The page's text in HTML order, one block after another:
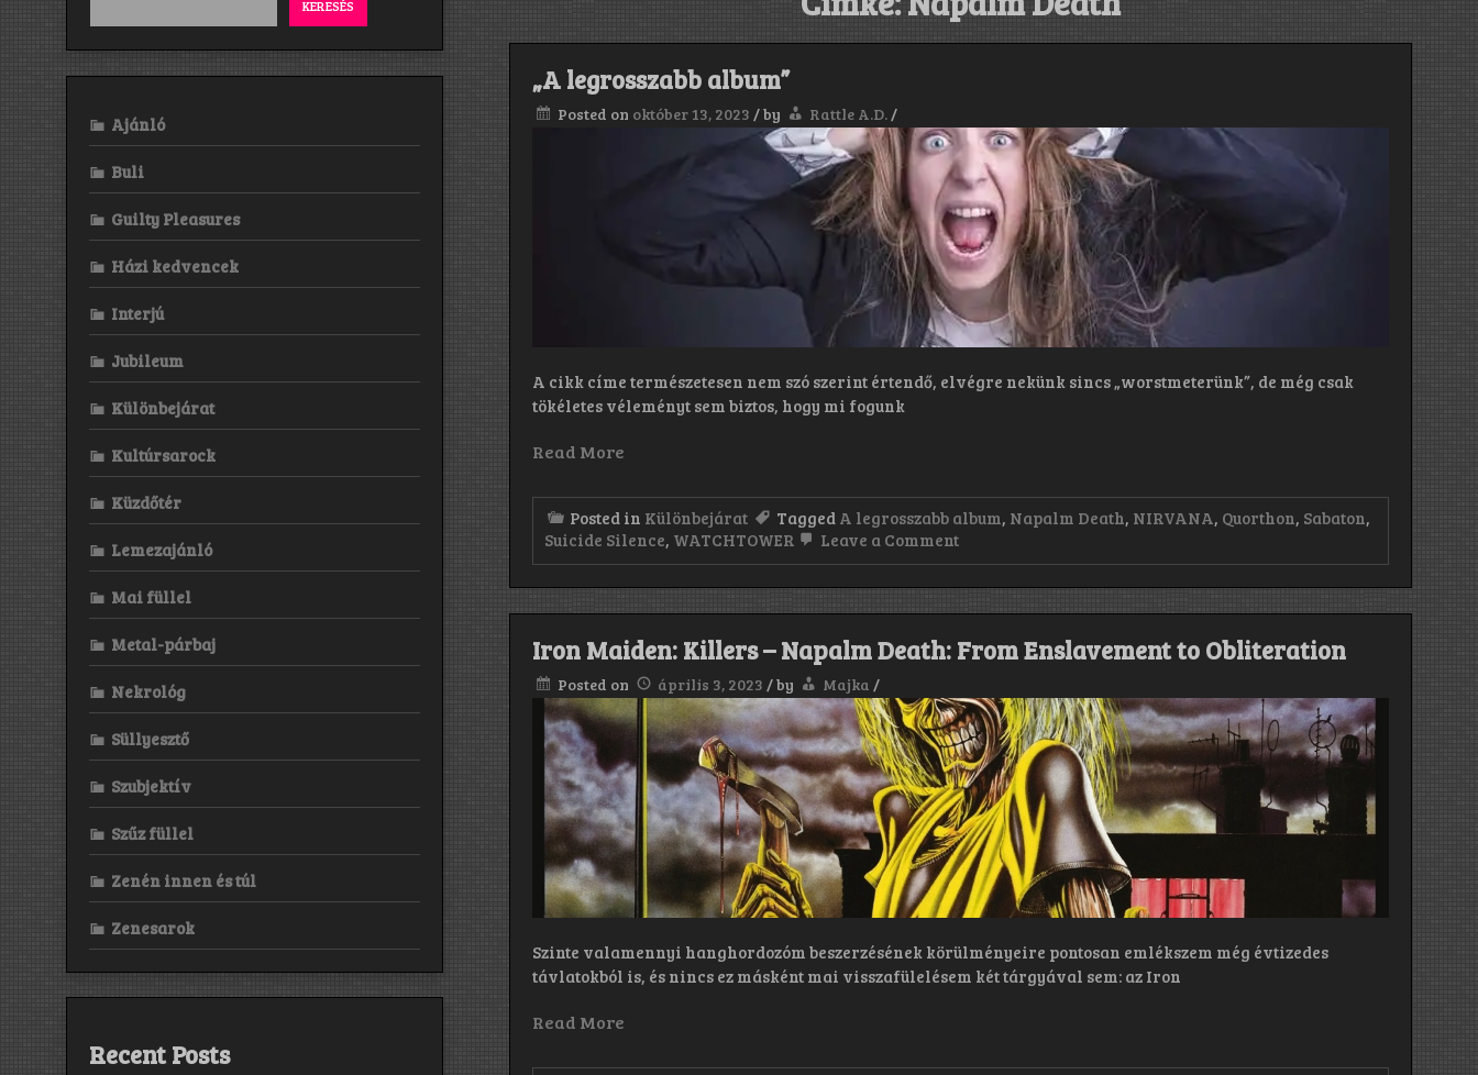
„A legrosszabb album”
Posted on október 13, 2023 /by Rattle A.D./
A cikk címe természetesen nem szó szerint értendő, elvégre nekünk sincs „worstmeterünk”, de még csak
tökéletes véleményt sem biztos, hogy mi fogunk
Read More
Posted in Különbejárat Tagged A legrosszabb album, Napalm Death, NIRVANA, Quorthon, Sabaton,
Suicide Silence, WATCHTOWER Leave a Commenton
album”
Iron Maiden: Killers – Napalm Death: From Enslavement to Obliteration
Posted on április 3, 2023 /by Majka /
Szinte valamennyi hanghordozóm beszerzésének körülményeire pontosan emlékszem még évtizedes
távlatokból is, és nincs ez másként mai visszafülelésem két tárgyával sem: az Iron
Read More
KERESÉS
Ajánló
Buli
Guilty Pleasures
Házi kedvencek
Interjú
Jubileum
Különbejárat
Kultúrsarock
Küzdőtér
Lemezajánló
Mai füllel
Metal-párbaj
Nekrológ
Süllyesztő
Szubjektív
Szűz füllel
Zenén innen és túl
Zenesarok
Recent Posts